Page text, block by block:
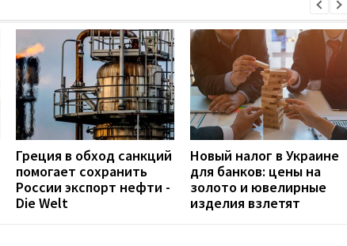
Греция в обход санкций
помогает сохранить
России экспорт нефти -
Die Welt
Новый налог в Украине
для банков: цены на
золото и ювелирные
изделия взлетят